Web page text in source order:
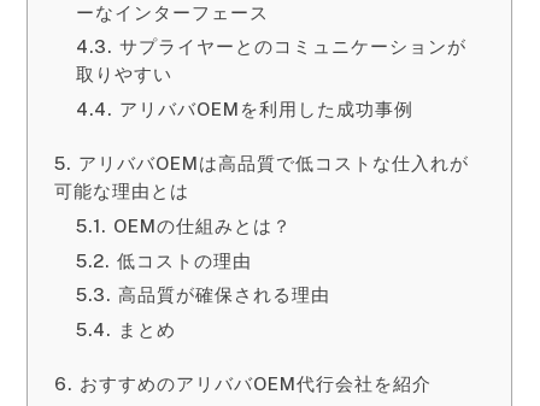
ーなインターフェース
サプライヤーとのコミュニケーションが
取りやすい
アリババOEMを利用した成功事例
アリババOEMは高品質で低コストな仕入れが
可能な理由とは
OEMの仕組みとは？
低コストの理由
高品質が確保される理由
まとめ
おすすめのアリババOEM代行会社を紹介